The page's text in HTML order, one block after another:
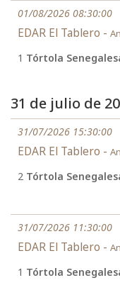
01/08/2026 08:30:00
EDAR El Tablero -
1 Tórtola
31 de julio de
31/07/2026 15:30:00
EDAR El Tablero -
2 Tórtola
31/07/2026 11:30:00
EDAR El Tablero -
1 Tórtola